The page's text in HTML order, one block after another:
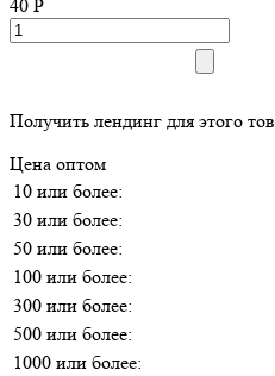
40 P
Получить лендинг для этого
Цена оптом
10 или более:
30 или более:
50 или более:
100 или более:
300 или более:
500 или более:
1000 или более: